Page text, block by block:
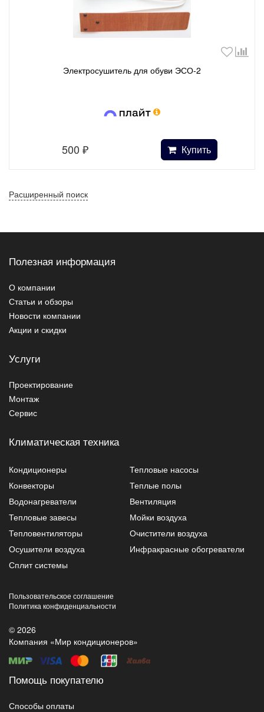
Электросушитель для обуви ЭСО-2
500 ₽ Купить
Расширенный поиск
Полезная информация
О компании
Статьи и обзоры
Новости компании
Акции и скидки
Услуги
Проектирование
Монтаж
Сервис
Климатическая техника
Кондиционеры
Тепловые насосы
Конвекторы
Теплые полы
Водонагреватели
Вентиляция
Тепловые завесы
Мойки воздуха
Тепловентиляторы
Очистители воздуха
Осушители воздуха
Инфракрасные обогреватели
Сплит системы
Пользовательское соглашение
Политика конфиденциальности
© 2026
Компания «Мир кондиционеров»
Помощь покупателю
Способы оплаты